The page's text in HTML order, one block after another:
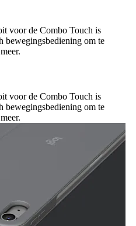
voor de Combo Touch is
bewegingsbediening om te
voor de Combo Touch is
bewegingsbediening om te